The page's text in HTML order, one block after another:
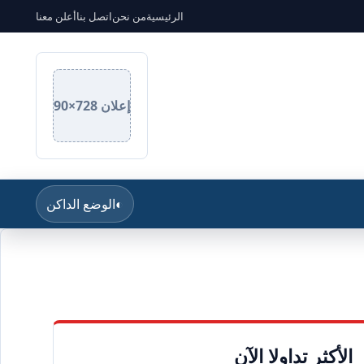
الرئيسيةمن نحناتصل بناأعلن معنا
إعلان 728×90
◐الوضع الداكن
الأكثر تداولا الآن